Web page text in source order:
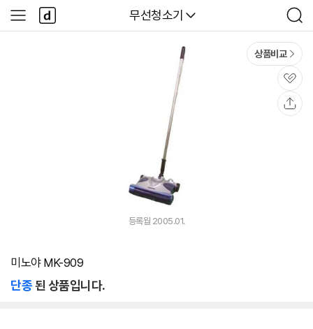
다나와
무선청소기
검
색
사
이
다
나
와
상품비교
관
심
등록월 2005.01.
미노야 MK-909
단종된 상품입니다.